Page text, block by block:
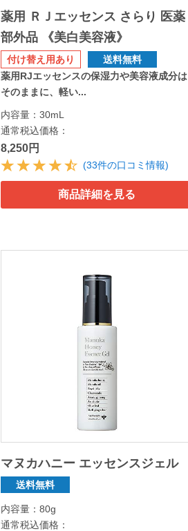
薬用 ＲＪエッセンス さらり 医薬
部外品 《美白美容液》
付け替え用あり
送料無料
薬用RJエッセンスの保湿力や美容液成分は
そのままに、軽い...
内容量：30mL
通常税込価格：
8,250円
(33件の口コミ情報)
商品詳細を見る
マヌカハニー エッセンスジェル
送料無料
内容量：80g
通常税込価格：